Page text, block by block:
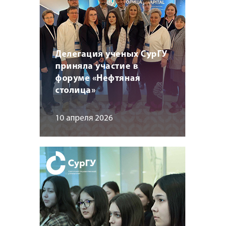
Делегация ученых СурГУ
приняла участие в
форуме «Нефтяная
столица»
10 апреля 2026